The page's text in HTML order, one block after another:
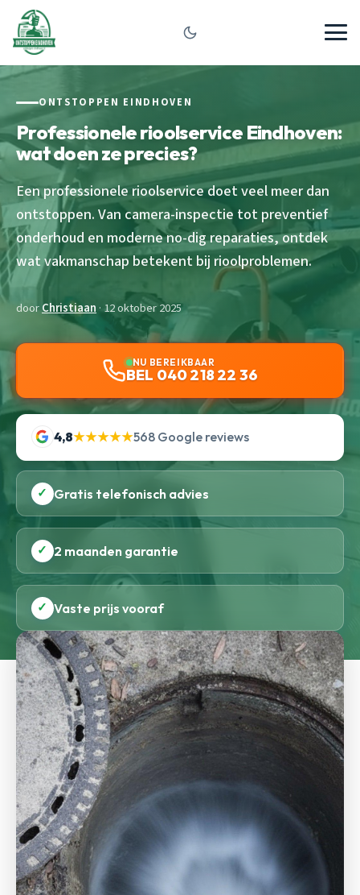
ONTSTOPPEN EINDHOVEN
Professionele rioolservice Eindhoven:
wat doen ze precies?
Een professionele rioolservice doet veel meer dan
ontstoppen. Van camera-inspectie tot preventief
onderhoud en moderne no-dig reparaties, ontdek
wat vakmanschap betekent bij rioolproblemen.
doorChristiaan· 12 oktober 2025
NU BEREIKBAAR
BEL 040 218 22 36
4,8★★★★★568 Google reviews
✓ Gratis telefonisch advies
✓ 2 maanden garantie
✓ Vaste prijs vooraf